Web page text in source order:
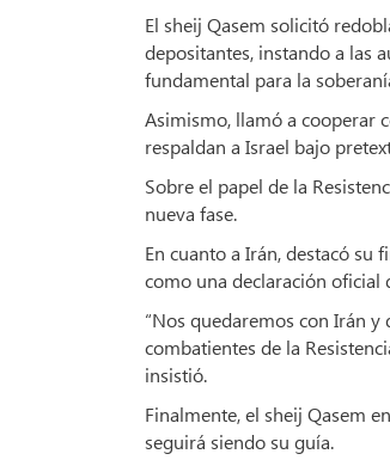
El sheij Qasem solicitó
depositantes, instando a las
fundamental para la
Asimismo, llamó a cooperar
respaldan a Israel bajo
Sobre el papel de la
nueva fase.
En cuanto a Irán, destacó
como una declaración oficial
“Nos quedaremos con Irán
combatientes de la
insistió.
Finalmente, el sheij Qasem
seguirá siendo su guía.